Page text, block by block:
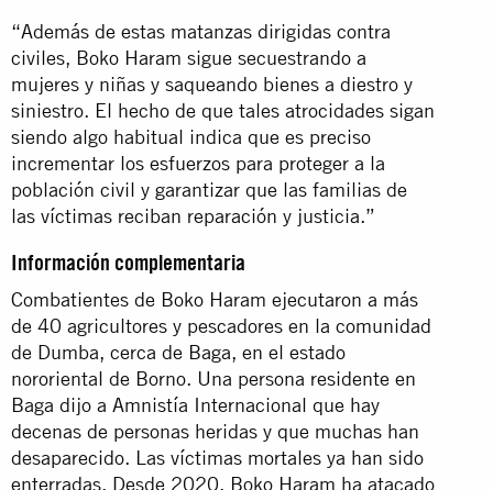
“Además de estas matanzas dirigidas contra
civiles, Boko Haram sigue secuestrando a
mujeres y niñas y saqueando bienes a diestro y
siniestro. El hecho de que tales atrocidades sigan
siendo algo habitual indica que es preciso
incrementar los esfuerzos para proteger a la
población civil y garantizar que las familias de
las víctimas reciban reparación y justicia.”
Información complementaria
Combatientes de Boko Haram ejecutaron a más
de 40 agricultores y pescadores en la comunidad
de Dumba, cerca de Baga, en el estado
nororiental de Borno. Una persona residente en
Baga dijo a Amnistía Internacional que hay
decenas de personas heridas y que muchas han
desaparecido. Las víctimas mortales ya han sido
enterradas. Desde 2020, Boko Haram ha atacado